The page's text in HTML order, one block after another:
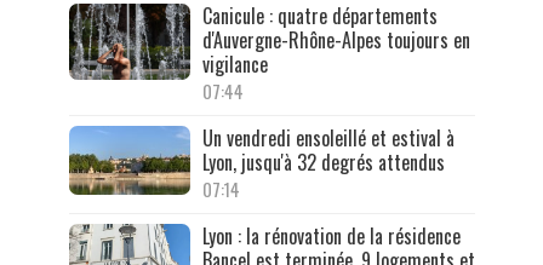
Canicule : quatre départements
d'Auvergne-Rhône-Alpes toujours en
vigilance
07:44
Un vendredi ensoleillé et estival à
Lyon, jusqu'à 32 degrés attendus
07:14
Lyon : la rénovation de la résidence